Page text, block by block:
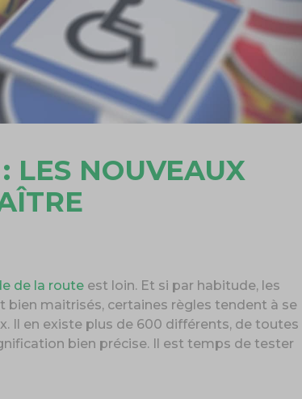
LES NOUVEAUX
de la routeest loin. Et si par habitude, les
maitrisés, certaines règles tendent à se
Il en existe plus de 600 différents, de toutes
bien précise. Il est temps de tester